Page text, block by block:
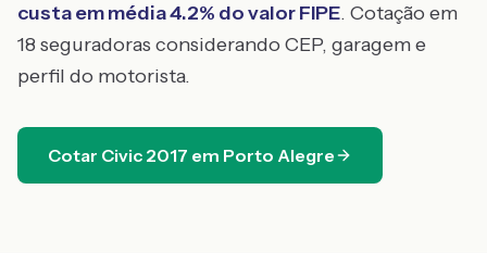
custa em média4.2% do valor FIPE. Cotação em
18 seguradoras considerando CEP, garagem e
perfil do motorista.
Cotar Civic 2017 em Porto Alegre